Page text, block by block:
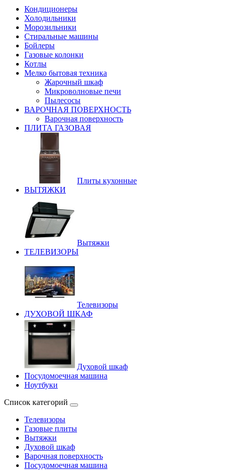
Кондиционеры
Холодильники
Морозильники
Стиральные машины
Бойлеры
Газовые колонки
Котлы
Мелко бытовая техника
Жарочный шкаф
Микроволновые печи
Пылесосы
ВАРОЧНАЯ ПОВЕРХНОСТЬ
Варочная поверхность
ПЛИТА ГАЗОВАЯ
Плиты кухонные
ВЫТЯЖКИ
Вытяжки
ТЕЛЕВИЗОРЫ
Телевизоры
ДУХОВОЙ ШКАФ
Духовой шкаф
Посудомоечная машина
Ноутбуки
Список категорий
Телевизоры
Газовые плиты
Вытяжки
Духовой шкаф
Варочная поверхность
Посудомоечная машина